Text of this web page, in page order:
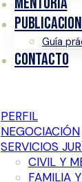
Guía
CONTACTO
PERFIL
NEGOCIACIÓN
SERVICIOS
CIVIL Y
FAMILIA